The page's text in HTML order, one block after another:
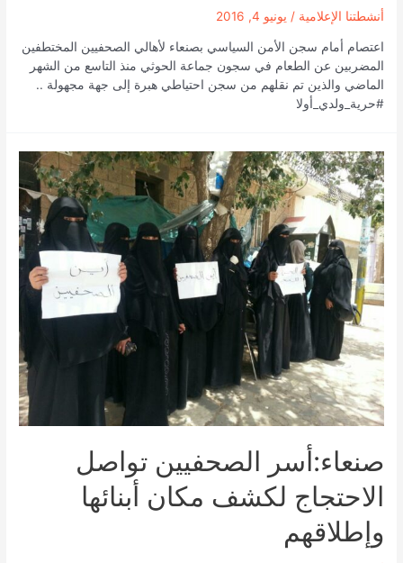
أنشطتنا الإعلامية / يونيو 4, 2016
اعتصام أمام سجن الأمن السياسي بصنعاء لأهالي الصحفيين المختطفين
المضربين عن الطعام في سجون جماعة الحوثي منذ التاسع من الشهر
الماضي والذين تم نقلهم من سجن احتياطي هبرة إلى جهة مجهولة ..
#حرية_ولدي_أولا
صنعاء:أسر الصحفيين تواصل
الاحتجاج لكشف مكان أبنائها
وإطلاقهم